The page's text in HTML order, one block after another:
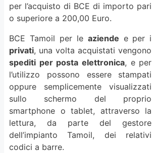
per l’acquisto di BCE di importo pari
o superiore a 200,00 Euro.
BCE Tamoil per le aziende e per i
privati, una volta acquistati vengono
spediti per posta elettronica, e per
l’utilizzo possono essere stampati
oppure semplicemente visualizzati
sullo schermo del proprio
smartphone o tablet, attraverso la
lettura, da parte del gestore
dell’impianto Tamoil, dei relativi
codici a barre.